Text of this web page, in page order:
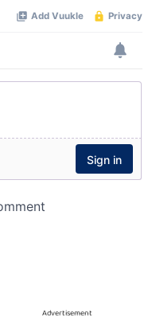
Advertisement